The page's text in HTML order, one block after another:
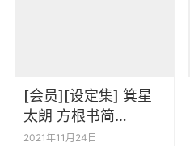
[会员][设定集] 箕星
太朗 方根书简
√Letter PREMIUM
2021年11月24日